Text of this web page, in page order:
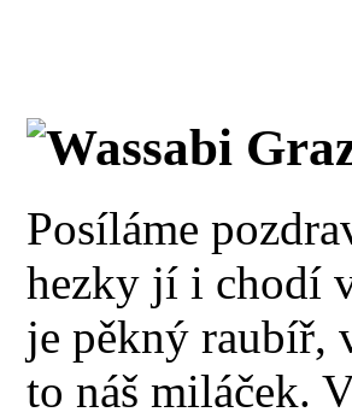
Wassabi
Posíláme
hezky jí i chodí
je pěkný raubíř,
to náš miláček.